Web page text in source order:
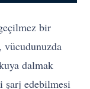
bir
vücudunuzda
dalmak
şarj edebilmesi